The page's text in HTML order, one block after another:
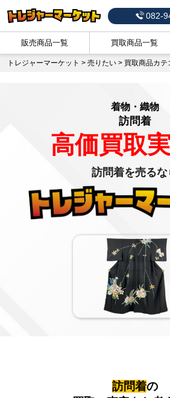
082-
販売商品一覧 買取商品一覧
トレジャーマーケット > 売りたい > 買取商品カテ
着物・織物
訪問着
高価買取
訪問着を売るな
訪問着の